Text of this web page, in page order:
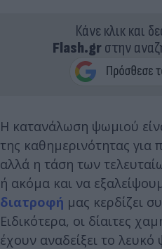
Κάνε κλικ και
Flash.grστην
Η κατανάλωση ψωμιού
της καθημερινότητας
αλλά η τάση των
ή ακόμα και να
διατροφή μας κερδίζει
Ειδικότερα, οι δίαιτες
έχουν αναδείξει το